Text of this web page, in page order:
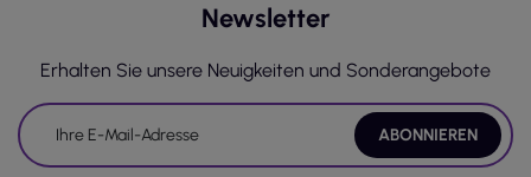
Newsletter
Erhalten Sie unsere Neuigkeiten und Sonderangebote